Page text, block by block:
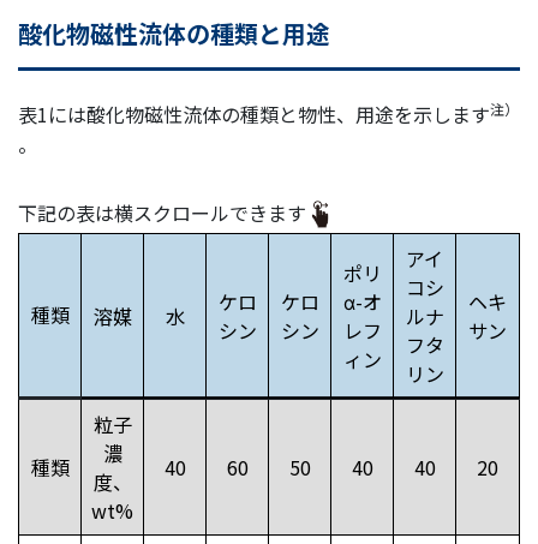
酸化物磁性流体の種類と用途
表1には酸化物磁性流体の種類と物性、用途を示します注）
。
下記の表は横スクロールできます
種類 溶媒 水
ケロ
シン
ケロ
シン
ポリ
α-オ
レフ
ィン
アイ
コシ
ルナ
フタ
リン
ヘキ
サン
種類
粒子
濃
度、
wt%
40 60 50 40 40 20